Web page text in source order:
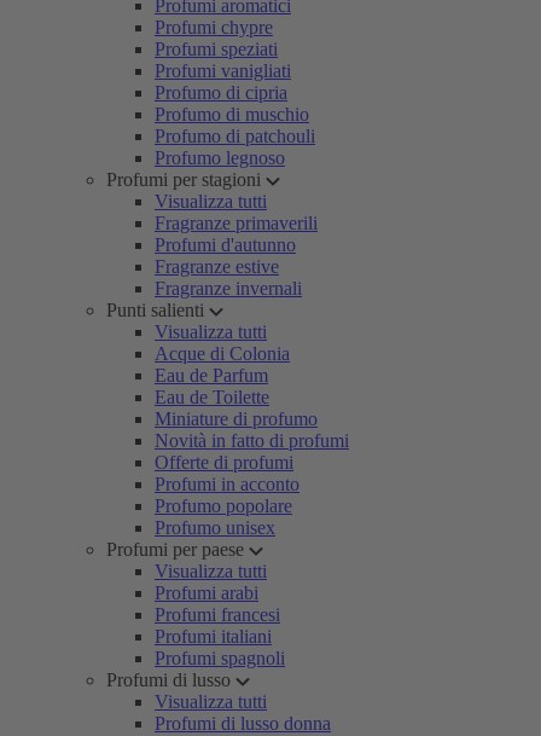
Profumi aromatici
Profumi chypre
Profumi speziati
Profumi vanigliati
Profumo di cipria
Profumo di muschio
Profumo di patchouli
Profumo legnoso
Profumi per stagioni
Visualizza tutti
Fragranze primaverili
Profumi d'autunno
Fragranze estive
Fragranze invernali
Punti salienti
Visualizza tutti
Acque di Colonia
Eau de Parfum
Eau de Toilette
Miniature di profumo
Novità in fatto di profumi
Offerte di profumi
Profumi in acconto
Profumo popolare
Profumo unisex
Profumi per paese
Visualizza tutti
Profumi arabi
Profumi francesi
Profumi italiani
Profumi spagnoli
Profumi di lusso
Visualizza tutti
Profumi di lusso donna